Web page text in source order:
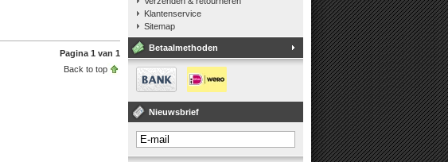
Pagina 1 van 1
Back to top
Klantenservice
Sitemap
Betaalmethoden
Nieuwsbrief